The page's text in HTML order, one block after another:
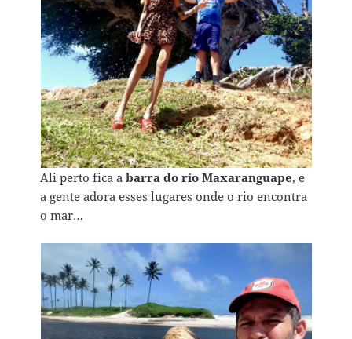
Ali perto fica abarra do rio Maxaranguape, e
a gente adora esses lugares onde o rio encontra
o mar…